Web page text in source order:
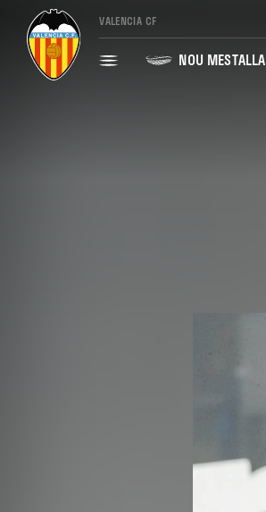
VALENCIA CF
NOU MESTALLA